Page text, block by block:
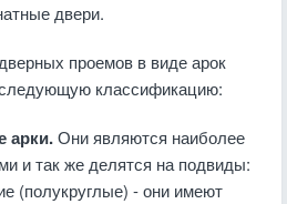
двери.
проемов в виде арок
классификацию:
арки.Они являются наиболее
и так же делятся на подвиды:
(полукруглые) - они имеют